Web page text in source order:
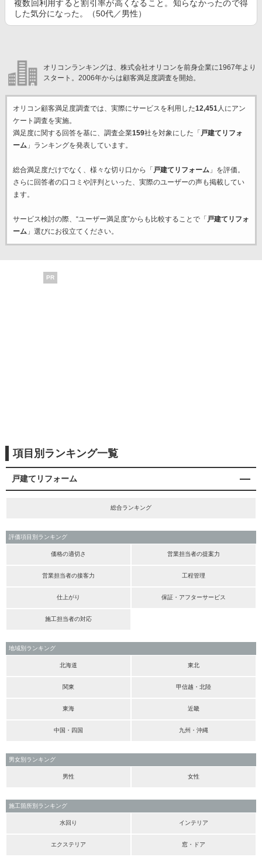
複数回利用すると割引率が高くなること。知らなかったので得
した気分になった。（50代／男性）
オリコンランキングは、株式会社オリコンを前身企業に1967年より
スタート。2006年からは顧客満足度調査を開始。
オリコン顧客満足度調査では、実際にサービスを利用した12,451人にアン
ケート調査を実施。
満足度に関する回答を基に、調査企業159社を対象にした「 戸建てリフォ
ーム」ランキングを発表しています。
総合満足度だけでなく、様々な切り口から「 戸建てリフォーム」を評価。
さらに回答者の口コミや評判といった、実際のユーザーの声も掲載してい
ます。
サービス検討の際、“ユーザー満足度”からも比較することで「 戸建てリフォ
ーム」選びにお役立てください。
PR
項目別ランキング一覧
戸建てリフォーム
総合ランキング
評価項目別ランキング
価格の適切さ 営業担当者の提案力
営業担当者の接客力 工程管理
仕上がり 保証・アフターサービス
施工担当者の対応
地域別ランキング
北海道 東北
関東 甲信越・北陸
東海 近畿
中国・四国 九州・沖縄
男女別ランキング
男性 女性
施工箇所別ランキング
水回り インテリア
エクステリア 窓・ドア